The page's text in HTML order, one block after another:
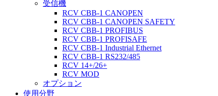
受信機
RCV CBB-1 CANOPEN
RCV CBB-1 CANOPEN SAFETY
RCV CBB-1 PROFIBUS
RCV CBB-1 PROFISAFE
RCV CBB-1 Industrial Ethernet
RCV CBB-1 RS232/485
RCV 14+/26+
RCV MOD
オプション
使用分野